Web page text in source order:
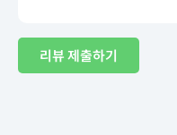
리뷰 제출하기